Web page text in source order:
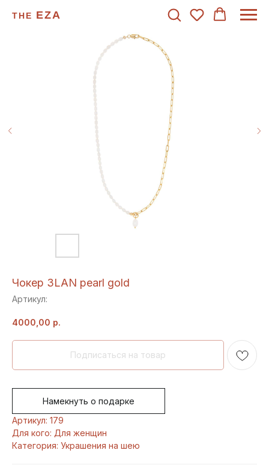
THE EZA
Чокер 3LAN pearl gold
Артикул:
4000,00 р.
Намекнуть о подарке
Артикул: 179
Для кого: Для женщин
Категория: Украшения на шею